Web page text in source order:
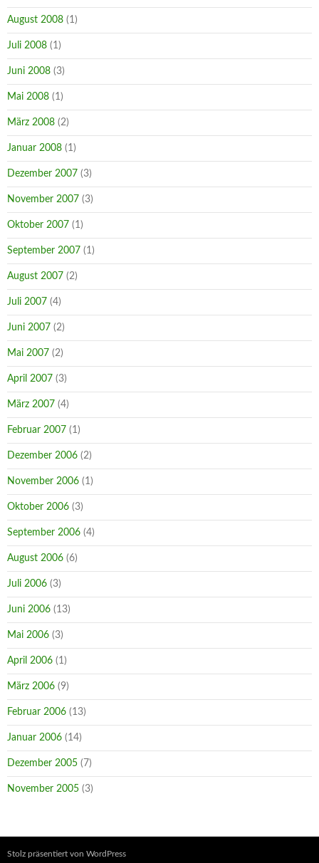
August 2008 (1)
Juli 2008 (1)
Juni 2008 (3)
Mai 2008 (1)
März 2008 (2)
Januar 2008 (1)
Dezember 2007 (3)
November 2007 (3)
Oktober 2007 (1)
September 2007 (1)
August 2007 (2)
Juli 2007 (4)
Juni 2007 (2)
Mai 2007 (2)
April 2007 (3)
März 2007 (4)
Februar 2007 (1)
Dezember 2006 (2)
November 2006 (1)
Oktober 2006 (3)
September 2006 (4)
August 2006 (6)
Juli 2006 (3)
Juni 2006 (13)
Mai 2006 (3)
April 2006 (1)
März 2006 (9)
Februar 2006 (13)
Januar 2006 (14)
Dezember 2005 (7)
November 2005 (3)
Stolz präsentiert von WordPress